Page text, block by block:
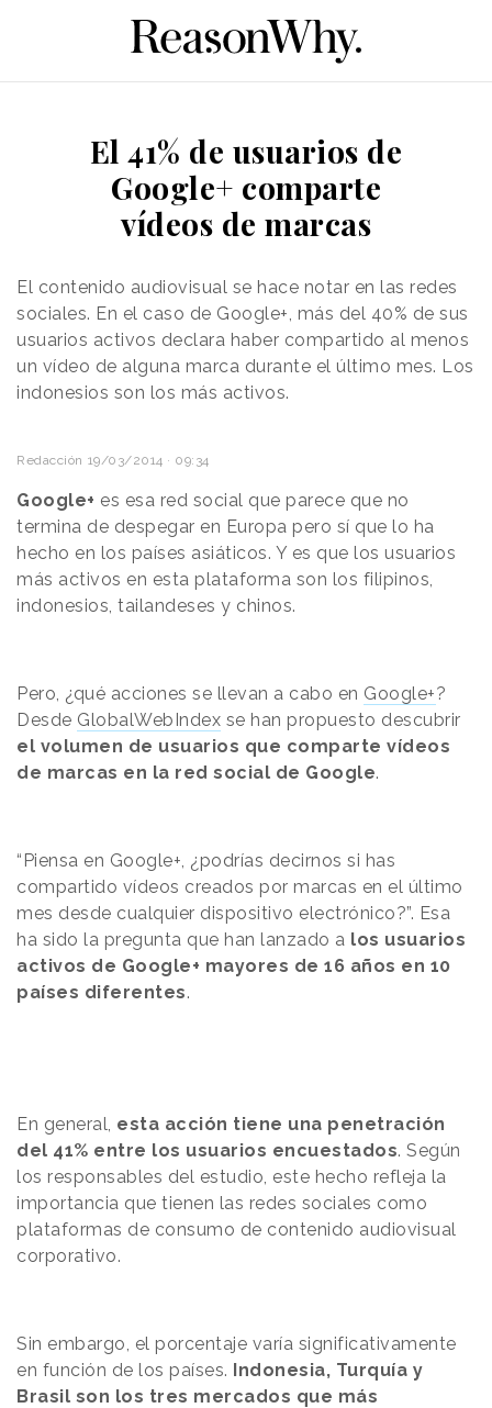
El 41% de usuarios de
Google+ comparte
vídeos de marcas
El contenido audiovisual se hace notar en las redes
sociales. En el caso de Google+, más del 40% de sus
usuarios activos declara haber compartido al menos
un vídeo de alguna marca durante el último mes. Los
indonesios son los más activos.
Redacción 19/03/2014 · 09:34
Google+ es esa red social que parece que no
termina de despegar en Europa pero sí que lo ha
hecho en los países asiáticos. Y es que los usuarios
más activos en esta plataforma son los filipinos,
indonesios, tailandeses y chinos.
Pero, ¿qué acciones se llevan a cabo en Google+?
Desde GlobalWebIndex se han propuesto descubrir
el volumen de usuarios que comparte vídeos
de marcas en la red social de Google.
“Piensa en Google+, ¿podrías decirnos si has
compartido vídeos creados por marcas en el último
mes desde cualquier dispositivo electrónico?”. Esa
ha sido la pregunta que han lanzado a los usuarios
activos de Google+ mayores de 16 años en 10
países diferentes.
En general, esta acción tiene una penetración
del 41% entre los usuarios encuestados. Según
los responsables del estudio, este hecho refleja la
importancia que tienen las redes sociales como
plataformas de consumo de contenido audiovisual
corporativo.
Sin embargo, el porcentaje varía significativamente
en función de los países. Indonesia, Turquía y
Brasil son los tres mercados que más